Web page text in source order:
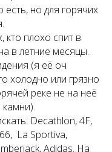
но для горячих
кто плохо спит в
в летние месяцы.
(я её оч
холодно или грязно
реке не на неё
камни).
Decathlon, 4F,
La Sportiva,
Adidas. На